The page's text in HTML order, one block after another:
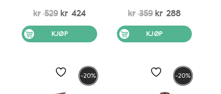
kr 529 Opprinnelig
pris
var:
kr 424Nåværende
pris
er:
KJØP
kr359 Opprinnelig
pris
var:
kr 288
pris
er:
KJØP
-20% -20%